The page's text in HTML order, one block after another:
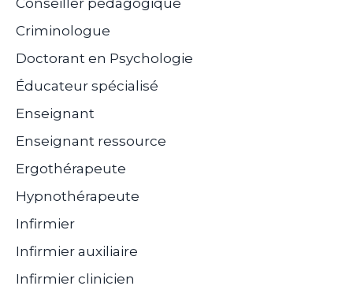
Criminologue
Doctorant en Psychologie
Éducateur spécialisé
Enseignant
Enseignant ressource
Ergothérapeute
Hypnothérapeute
Infirmier
Infirmier auxiliaire
Infirmier clinicien